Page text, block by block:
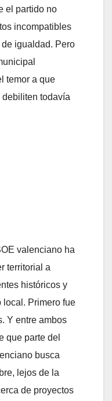
el partido no
incompatibles
igualdad. Pero
temor a que
debiliten todavía
valenciano ha
territorial a
históricos y
local. Primero fue
Y entre ambos
que parte del
busca
lejos de la
de proyectos